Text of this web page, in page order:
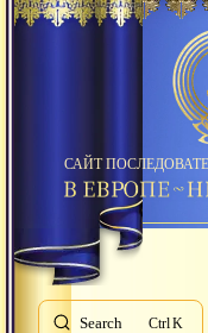
САЙТ
Search K